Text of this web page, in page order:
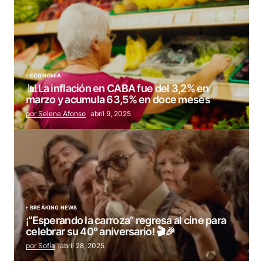
ECONOMÍA
📊La inflación en CABA fue del 3,2% en
marzo y acumula 63,5% en doce meses
por Selene Afonso abril 9, 2025
BREAKING NEWS
¡“Esperando la carroza” regresa al cine para
celebrar su 40° aniversario! 🎬🎉
por Sofía abril 28, 2025